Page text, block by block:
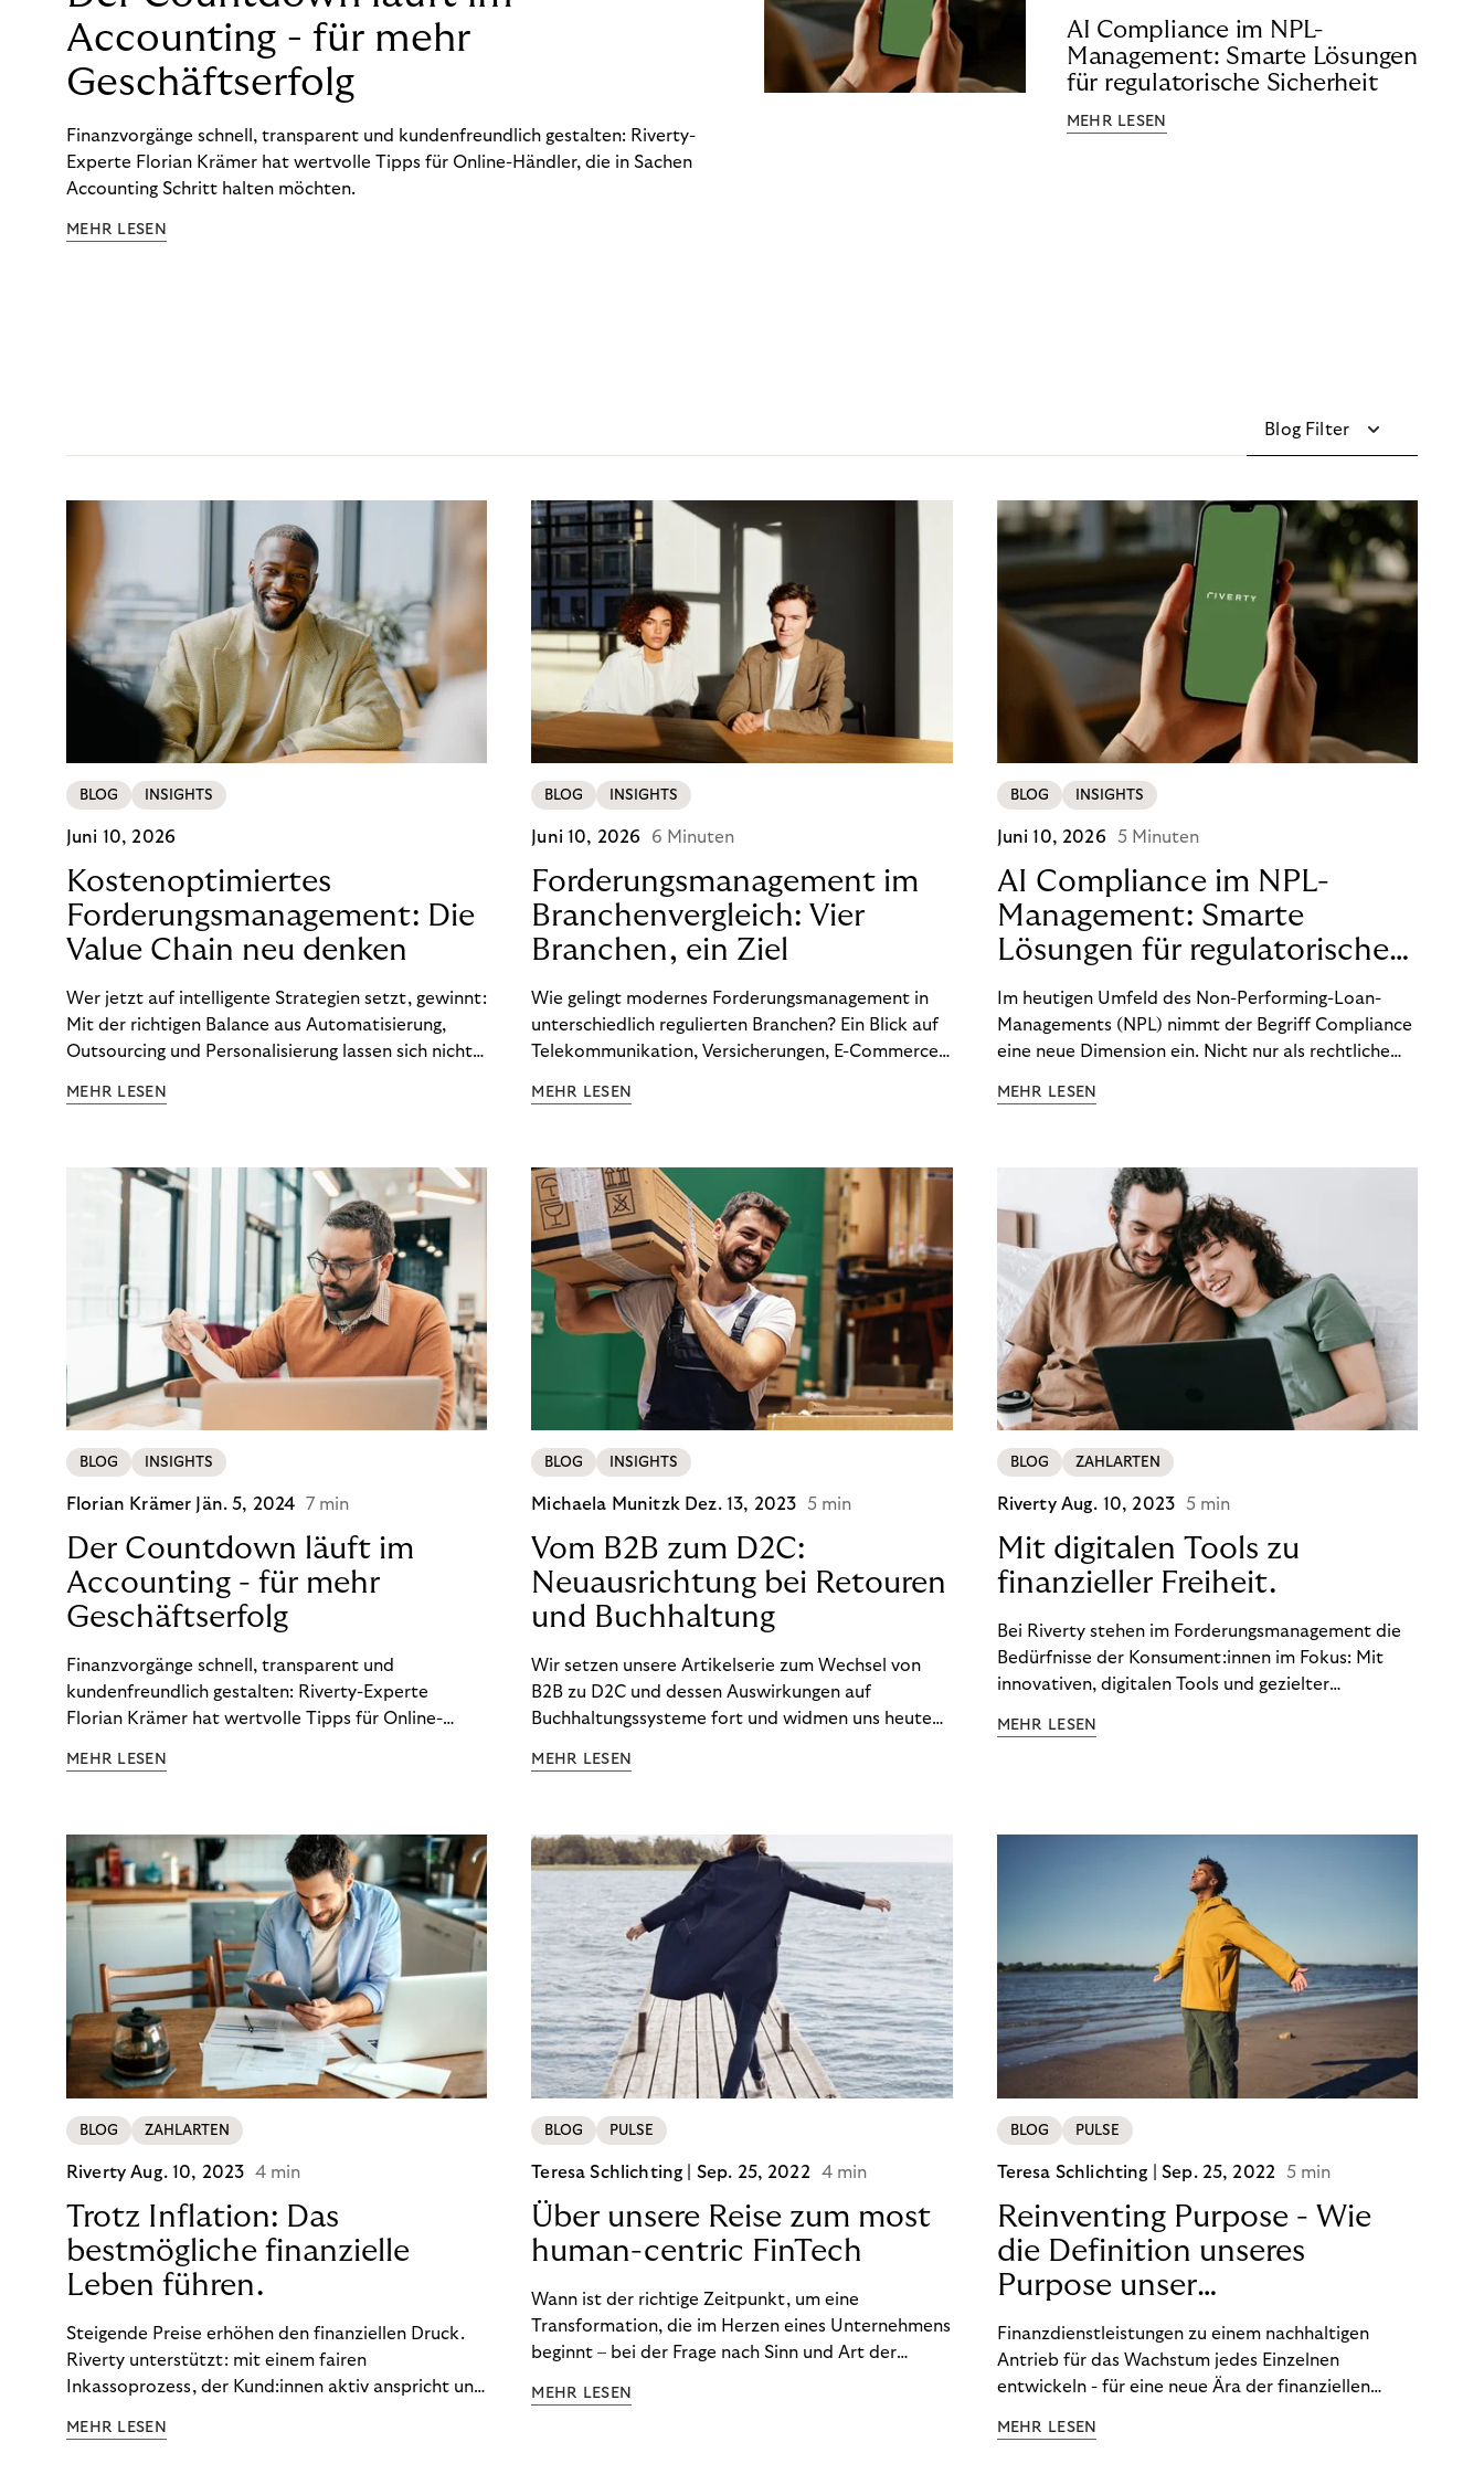
Accounting - für mehr
Geschäftserfolg
Finanzvorgänge schnell, transparent und kundenfreundlich gestalten: Riverty-
Experte Florian Krämer hat wertvolle Tipps für Online-Händler, die in Sachen
Accounting Schritt halten möchten.
MEHR LESEN
AI Compliance im NPL-
Management: Smarte Lösungen
für regulatorische Sicherheit
MEHR LESEN
Blog Filter
BLOG INSIGHTS
Juni 10, 2026
Kostenoptimiertes
Forderungsmanagement: Die
Value Chain neu denken
Wer jetzt auf intelligente Strategien setzt, gewinnt:
Mit der richtigen Balance aus Automatisierung,
Outsourcing und Personalisierung lassen sich nicht
Ergebnisse sichern. Riverty zeigt, wie Recovery-
MEHR LESEN
BLOG INSIGHTS
Juni 10, 2026 6 Minuten
Forderungsmanagement im
Branchenvergleich: Vier
Branchen, ein Ziel
Wie gelingt modernes Forderungsmanagement in
unterschiedlich regulierten Branchen? Ein Blick auf
Telekommunikation, Versicherungen, E-Commerce
wirksam reduzieren will, braucht keine
MEHR LESEN
BLOG INSIGHTS
Juni 10, 2026 5 Minuten
AI Compliance im NPL-
Management: Smarte
Lösungen für regulatorische
Sicherheit
Im heutigen Umfeld des Non-Performing-Loan-
Managements (NPL) nimmt der Begriff Compliance
eine neue Dimension ein. Nicht nur als rechtliche
Wettbewerbsvorteil. In einem Umfeld steigender
(DSGVO) – geraten viele Unternehmen an die
Grenzen traditioneller Compliance-Mechanismen.
MEHR LESEN
BLOG INSIGHTS
Florian Krämer Jän. 5, 2024 7 min
Der Countdown läuft im
Accounting - für mehr
Geschäftserfolg
Finanzvorgänge schnell, transparent und
kundenfreundlich gestalten: Riverty-Experte
Florian Krämer hat wertvolle Tipps für Online-
möchten.
MEHR LESEN
BLOG INSIGHTS
Michaela Munitzk Dez. 13, 2023 5 min
Vom B2B zum D2C:
Neuausrichtung bei Retouren
und Buchhaltung
Wir setzen unsere Artikelserie zum Wechsel von
B2B zu D2C und dessen Auswirkungen auf
Buchhaltungssysteme fort und widmen uns heute
im D2C-Bereich.
MEHR LESEN
BLOG ZAHLARTEN
Riverty Aug. 10, 2023 5 min
Mit digitalen Tools zu
finanzieller Freiheit.
Bei Riverty stehen im Forderungsmanagement die
Bedürfnisse der Konsument:innen im Fokus: Mit
innovativen, digitalen Tools und gezielter
ein Leben in finanzieller Freiheit zu führen. So
MEHR LESEN
BLOG ZAHLARTEN
RivertyAug. 10, 2023 4 min
Trotz Inflation: Das
bestmögliche finanzielle
Leben führen.
Steigende Preise erhöhen den finanziellen Druck.
Riverty unterstützt: mit einem fairen
Inkassoprozess, der Kund:innen aktiv anspricht und
Finanzbildung ermöglicht. So bleiben Menschen
MEHR LESEN
BLOG PULSE
Teresa Schlichting | Sep. 25, 2022 4 min
Über unsere Reise zum most
human-centric FinTech
Wann ist der richtige Zeitpunkt, um eine
Transformation, die im Herzen eines Unternehmens
beginnt – bei der Frage nach Sinn und Art der
kommuniziert man ein Ziel, das so ganzheitlich ist,
MEHR LESEN
BLOG PULSE
Teresa Schlichting |Sep. 25, 2022 5 min
Reinventing Purpose - Wie
die Definition unseres
Purpose unser
Transformation beeinflusst
hat!
Finanzdienstleistungen zu einem nachhaltigen
Antrieb für das Wachstum jedes Einzelnen
entwickeln - für eine neue Ära der finanziellen
Startpunkt unserer Transformation. Lesen Sie mehr
MEHR LESEN